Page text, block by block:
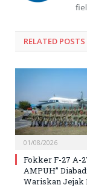
RELATED POSTS
01/08/2026
Fokker F-27 A-
AMPUH”
Wariskan Jejak